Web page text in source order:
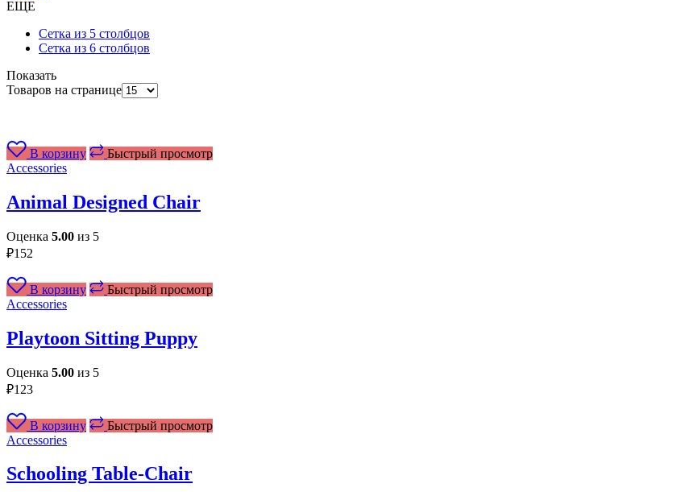
ЕЩЕ
Сетка из 5 столбцов
Сетка из 6 столбцов
Показать
Товаров на странице
В корзину
Быстрый просмотр
Accessories
Animal Designed Chair
Оценка 5.00 из 5
₽152
В корзину
Быстрый просмотр
Accessories
Playtoon Sitting Puppy
Оценка 5.00 из 5
₽123
В корзину
Быстрый просмотр
Accessories
Schooling Table-Chair